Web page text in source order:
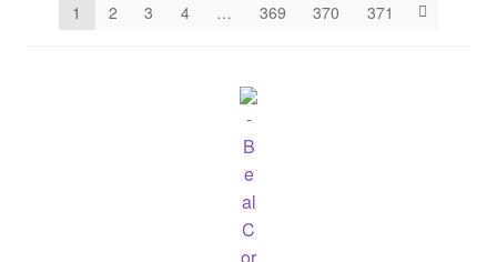
1 2 3 4 … 369 370 371